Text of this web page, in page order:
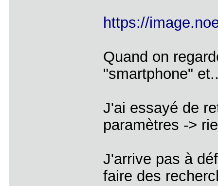
https://
Quand on
"smartphone"
J'ai essayé de
paramètres ->
J'arrive pas à
faire des